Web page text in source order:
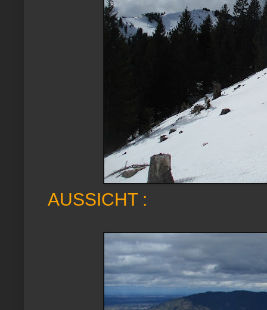
AUSSICHT :